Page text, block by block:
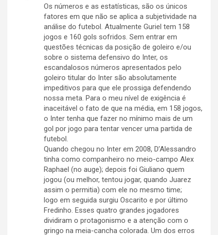
Os números e as estatísticas, são os únicos
fatores em que não se aplica a subjetividade na
análise do futebol. Atualmente Guriel tem 158
jogos e 160 gols sofridos. Sem entrar em
questões técnicas da posição de goleiro e/ou
sobre o sistema defensivo do Inter, os
escandalosos números apresentados pelo
goleiro titular do Inter são absolutamente
impeditivos para que ele prossiga defendendo
nossa meta. Para o meu nível de exigência é
inaceitável o fato de que na média, em 158 jogos,
o Inter tenha que fazer no mínimo mais de um
gol por jogo para tentar vencer uma partida de
futebol.
Quando chegou no Inter em 2008, D’Alessandro
tinha como companheiro no meio-campo Alex
Raphael (no auge); depois foi Giuliano quem
jogou (ou melhor, tentou jogar, quando Juarez
assim o permitia) com ele no mesmo time;
logo em seguida surgiu Oscarito e por último
Fredinho. Esses quatro grandes jogadores
dividiram o protagonismo e a atenção com o
gringo na meia-cancha colorada. Um dos erros